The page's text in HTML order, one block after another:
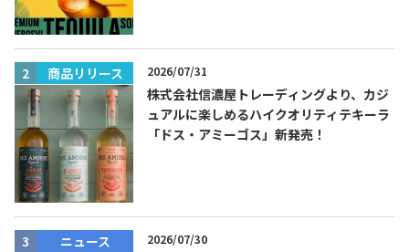
商品リリース 2026/07/31
株式会社信濃屋トレーディングより、カジ
ュアルに楽しめるハイクオリティテキーラ
「ドス・アミーゴス」新発売！
ニュース 2026/07/30